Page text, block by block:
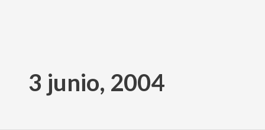
contenido3 junio, 2004